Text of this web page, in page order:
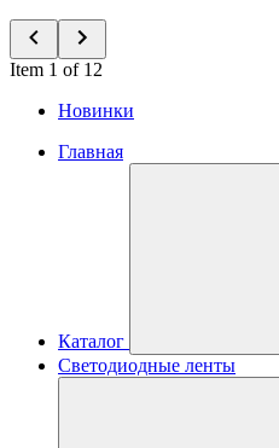
Item 1 of 12
Новинки
Главная
Каталог
Светодиодные ленты